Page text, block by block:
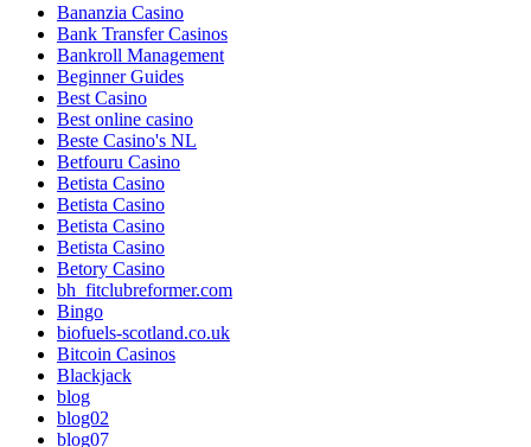
Bananzia Casino
Bank Transfer Casinos
Bankroll Management
Beginner Guides
Best Casino
Best online casino
Beste Casino's NL
Betfouru Casino
Betista Casino
Betista Casino
Betista Casino
Betista Casino
Betory Casino
bh_fitclubreformer.com
Bingo
biofuels-scotland.co.uk
Bitcoin Casinos
Blackjack
blog
blog02
blog07